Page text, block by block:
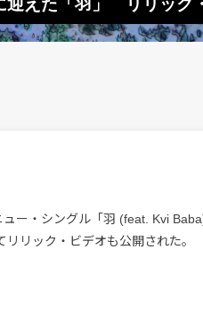
えた「羽」 リリック
ー・シングル「羽 (feat. Kvi
リック・ビデオも公開された。